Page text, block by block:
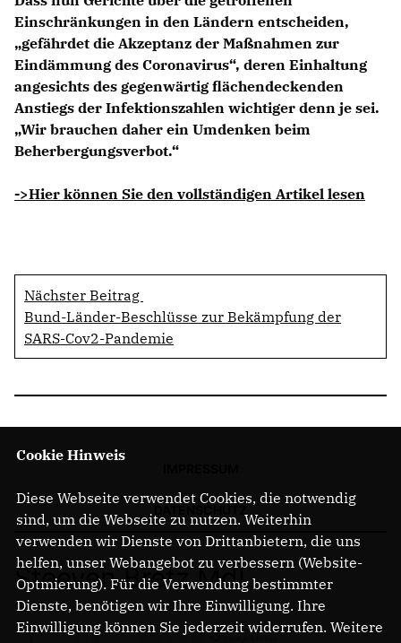
Einschränkungen in den Ländern entscheiden,
gefährdet die Akzeptanz der Maßnahmen zur
Eindämmung des Coronavirus“, deren Einhaltung
angesichts des gegenwärtig flächendeckenden
Anstiegs der Infektionszahlen wichtiger denn je sei.
Wir brauchen daher ein Umdenken beim
Beherbergungsverbot.“
->Hier können Sie den vollständigen Artikel lesen
Nächster Beitrag
Bund-Länder-Beschlüsse zur Bekämpfung der
SARS-Cov2-Pandemie
Steeven Bretz MdL
Cookie Hinweis
Diese Webseite verwendet Cookies, die notwendig
sind, um die Webseite zu nutzen. Weiterhin
verwenden wir Dienste von Drittanbietern, die uns
helfen, unser Webangebot zu verbessern (Website-
Optmierung). Für die Verwendung bestimmter
Dienste, benötigen wir Ihre Einwilligung. Ihre
Einwilligung können Sie jederzeit widerrufen. Weitere